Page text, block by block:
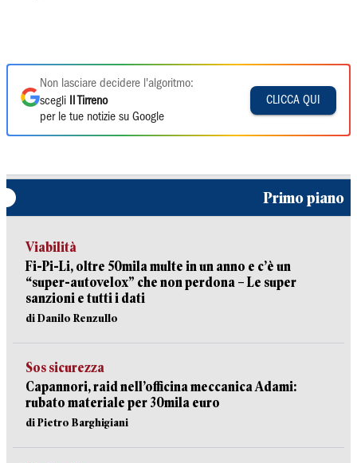
Non lasciare decidere l'algoritmo:
scegli
Il Tirreno
per le tue notizie su Google
CLICCA QUI
Primo piano
Viabilità
Fi-Pi-Li, oltre 50mila multe in un anno e c’è un
“super-autovelox” che non perdona – Le super
sanzioni e tutti i dati
di Danilo Renzullo
Sos sicurezza
Capannori, raid nell’officina meccanica Adami:
rubato materiale per 30mila euro
di Pietro Barghigiani